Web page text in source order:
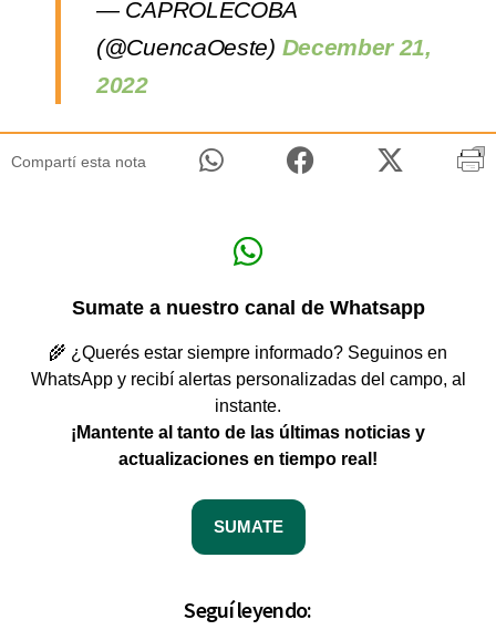
— CAPROLECOBA
(@CuencaOeste) December 21,
2022
Compartí esta nota
Sumate a nuestro canal de Whatsapp
🌾 ¿Querés estar siempre informado? Seguinos en
WhatsApp y recibí alertas personalizadas del campo, al
instante.
¡Mantente al tanto de las últimas noticias y
actualizaciones en tiempo real!
SUMATE
Seguí leyendo: